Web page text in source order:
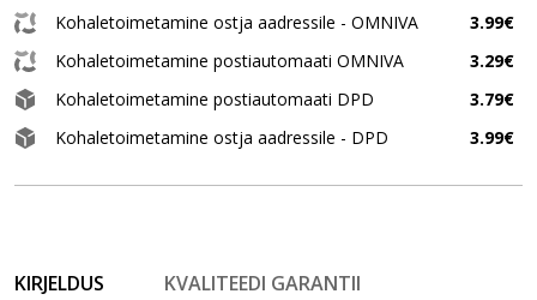
Kohaletoimetamine ostja aadressile - OMNIVA
3.99€
Kohaletoimetamine postiautomaati OMNIVA
3.29€
Kohaletoimetamine postiautomaati DPD
3.79€
Kohaletoimetamine ostja aadressile - DPD
3.99€
KIRJELDUS KVALITEEDI GARANTII